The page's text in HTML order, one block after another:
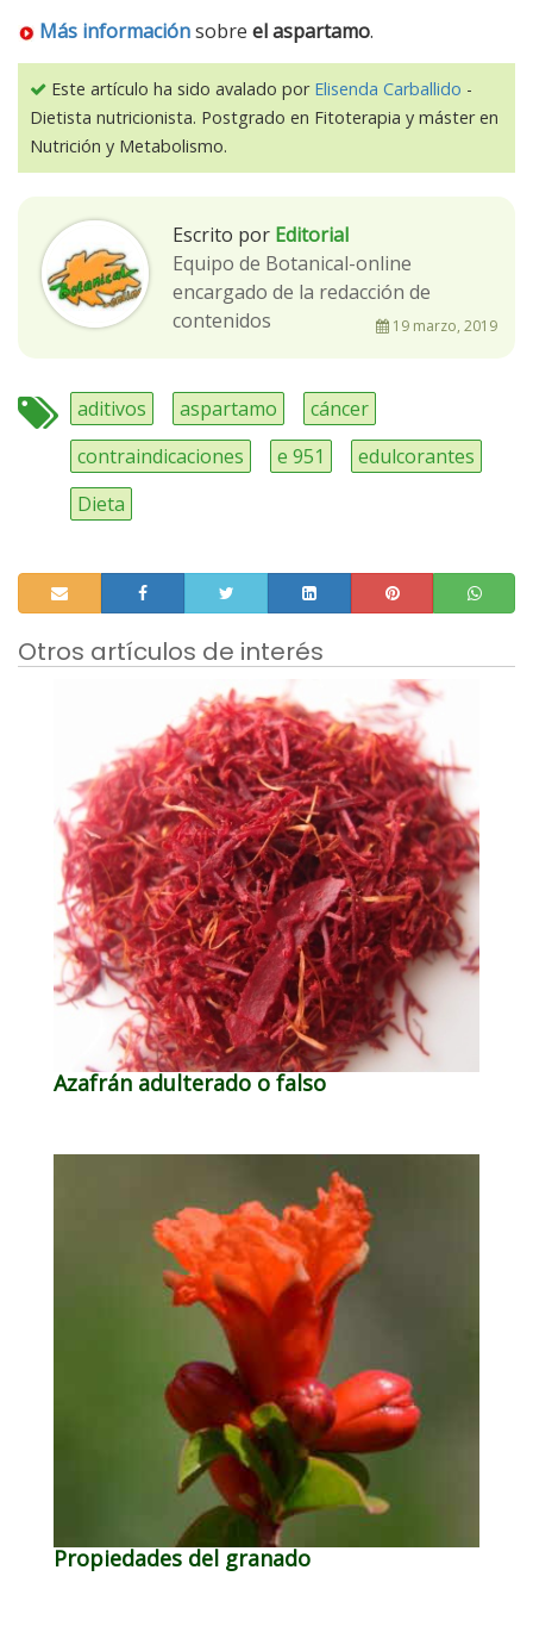
Más informaciónsobre el aspartamo.
Este artículo ha sido avalado por Elisenda Carballido -
Dietista nutricionista. Postgrado en Fitoterapia y máster en
Nutrición y Metabolismo.
Escrito por Editorial
Equipo de Botanical-online
encargado de la redacción de
contenidos
19 marzo, 2019
aditivos aspartamo
cáncer
contraindicaciones
e 951
edulcorantes
Dieta
Otros artículos de interés
Azafrán adulterado o falso
Propiedades del granado